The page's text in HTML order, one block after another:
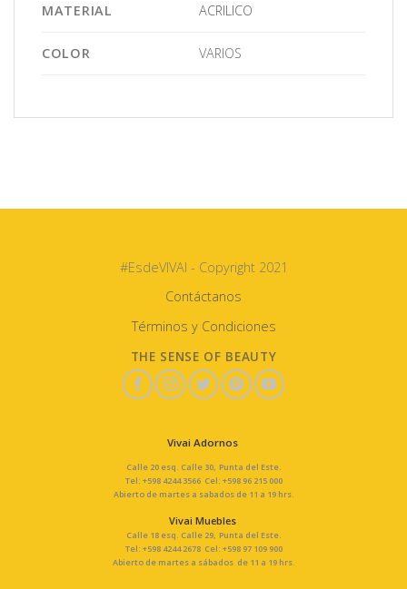
MATERIAL ACRILICO
COLOR VARIOS
#EsdeVIVAI - Copyright 2021
Contáctanos
Términos y Condiciones
THE SENSE OF BEAUTY
Vivai Adornos
Calle 20 esq. Calle 30, Punta del Este.
Tel: +598 4244 3566 Cel: +598 96 215 000
Abierto de martes a sabados de 11 a 19 hrs.
Vivai Muebles
Calle 18 esq. Calle 29, Punta del Este.
Tel: +598 4244 2678 Cel: +598 97 109 900
Abierto de martes a sábados de 11 a 19 hrs.